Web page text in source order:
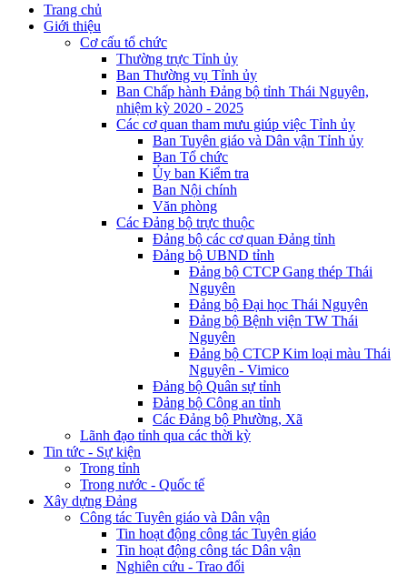
Trang chủ
Giới thiệu
Cơ cấu tổ chức
Thường trực Tỉnh ủy
Ban Thường vụ Tỉnh ủy
Ban Chấp hành Đảng bộ tỉnh Thái Nguyên,
nhiệm kỳ 2020 - 2025
Các cơ quan tham mưu giúp việc Tỉnh ủy
Ban Tuyên giáo và Dân vận Tỉnh ủy
Ban Tổ chức
Ủy ban Kiểm tra
Ban Nội chính
Văn phòng
Các Đảng bộ trực thuộc
Đảng bộ các cơ quan Đảng tỉnh
Đảng bộ UBND tỉnh
Đảng bộ CTCP Gang thép Thái
Nguyên
Đảng bộ Đại học Thái Nguyên
Đảng bộ Bệnh viện TW Thái
Nguyên
Đảng bộ CTCP Kim loại màu Thái
Nguyên - Vimico
Đảng bộ Quân sự tỉnh
Đảng bộ Công an tỉnh
Các Đảng bộ Phường, Xã
Lãnh đạo tỉnh qua các thời kỳ
Tin tức - Sự kiện
Trong tỉnh
Trong nước - Quốc tế
Xây dựng Đảng
Công tác Tuyên giáo và Dân vận
Tin hoạt động công tác Tuyên giáo
Tin hoạt động công tác Dân vận
Nghiên cứu - Trao đổi